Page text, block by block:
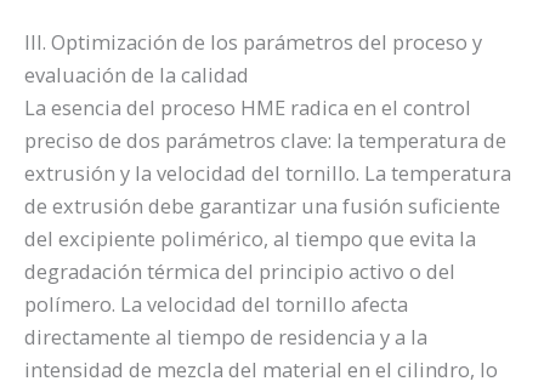
III. Optimización de los parámetros del proceso y
evaluación de la calidad
La esencia del proceso HME radica en el control
preciso de dos parámetros clave: la temperatura de
extrusión y la velocidad del tornillo. La temperatura
de extrusión debe garantizar una fusión suficiente
del excipiente polimérico, al tiempo que evita la
degradación térmica del principio activo o del
polímero. La velocidad del tornillo afecta
directamente al tiempo de residencia y a la
intensidad de mezcla del material en el cilindro, lo